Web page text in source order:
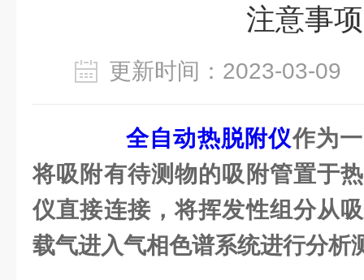
注意事项
更新时间：2023-03-
全自动热脱附仪作为
将吸附有待测物的吸附管置于
仪直接连接，将挥发性组分从
载气进入气相色谱系统进行分析